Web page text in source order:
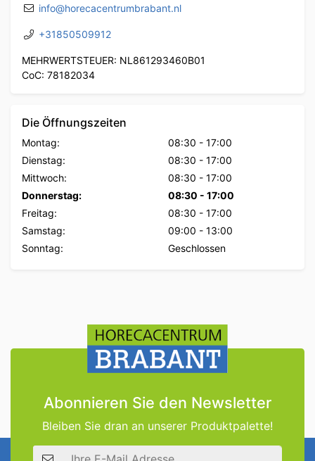
info@horecacentrumbrabant.nl
+31850509912
MEHRWERTSTEUER: NL861293460B01
CoC: 78182034
Die Öffnungszeiten
Montag: 08:30 - 17:00
Dienstag:
08:30 - 17:00
Mittwoch:
08:30 - 17:00
Donnerstag:
08:30 - 17:00
Freitag:
08:30 - 17:00
Samstag:
09:00 - 13:00
Sonntag:
Geschlossen
Abonnieren Sie den Newsletter
Bleiben Sie dran an unserer Produktpalette!
E-Mail Adresse